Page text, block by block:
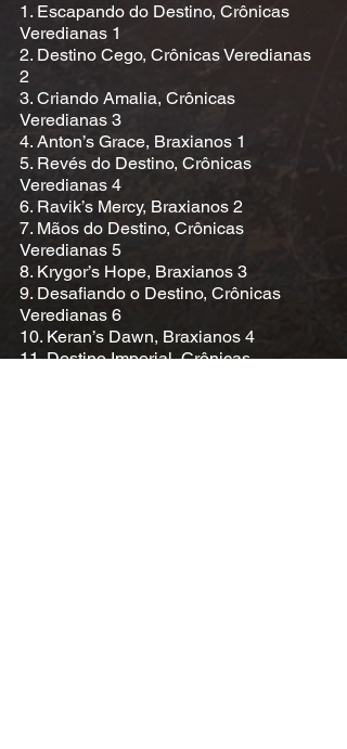
1. Escapando do Destino, Crônicas
Veredianas 1
2. Destino Cego, Crônicas Veredianas
2
3. Criando Amalia, Crônicas
Veredianas 3
4. Anton’s Grace, Braxianos 1
5. Revés do Destino, Crônicas
Veredianas 4
6. Ravik’s Mercy, Braxianos 2
7. Mãos do Destino, Crônicas
Veredianas 5
8. Krygor’s Hope, Braxianos 3
9. Desafiando o Destino, Crônicas
Veredianas 6
10. Keran’s Dawn, Braxianos 4
11. Destino Imperial, Crônicas